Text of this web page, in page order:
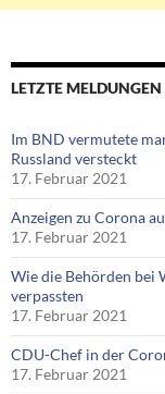
LETZTE MELDUNGEN
Im BND vermutete
Russland versteckt
17. Februar 2021
Anzeigen zu Corona
17. Februar 2021
Wie die Behörden bei
verpassten
17. Februar 2021
CDU-Chef in der
17. Februar 2021